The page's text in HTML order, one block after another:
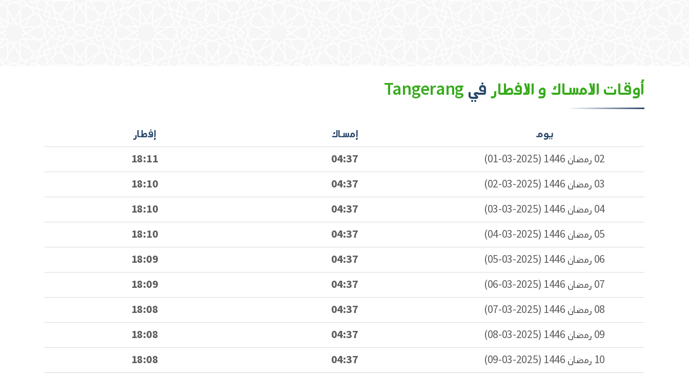
أوقات الامساك و الافطار في
يوم إمساك
إفطار
02 رمضان 1446 (2025-03-01)
04:37
18:11
03 رمضان 1446 (2025-03-02)
04:37
18:10
04 رمضان 1446 (2025-03-03)
04:37
18:10
05 رمضان 1446 (2025-03-04)
04:37
18:10
06 رمضان 1446 (2025-03-05)
04:37
18:09
07 رمضان 1446 (2025-03-06)
04:37
18:09
08 رمضان 1446 (2025-03-07)
04:37
18:08
09 رمضان 1446 (2025-03-08)
04:37
18:08
10 رمضان 1446 (2025-03-09)
04:37
18:08